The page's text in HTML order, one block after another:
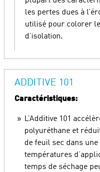
les pertes dues à
utilisé pour colorer
d’isolation.
ADDITIVE 101
Caractéristiques:
L’Additive 101
polyuréthane et
de feuil sec dans
températures
temps de séchage